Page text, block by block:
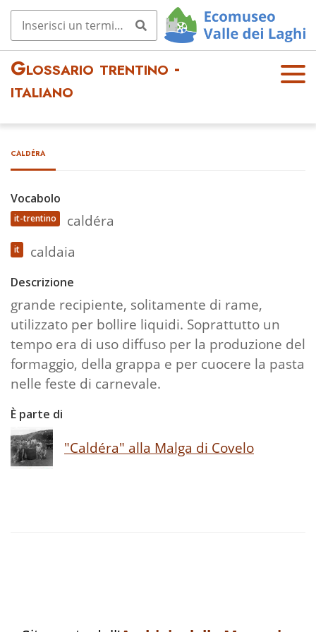
Glossario trentino -
italiano
OPE
caldéra
Vocabolo
it-trentino caldéra
it caldaia
Descrizione
grande recipiente, solitamente di rame,
utilizzato per bollire liquidi. Soprattutto un
tempo era di uso diffuso per la produzione del
formaggio, della grappa e per cuocere la pasta
nelle feste di carnevale.
È parte di
"Caldéra" alla Malga di Covelo